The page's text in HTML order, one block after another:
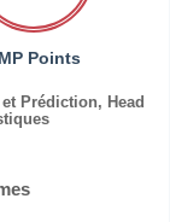
Points
Prédiction, Head